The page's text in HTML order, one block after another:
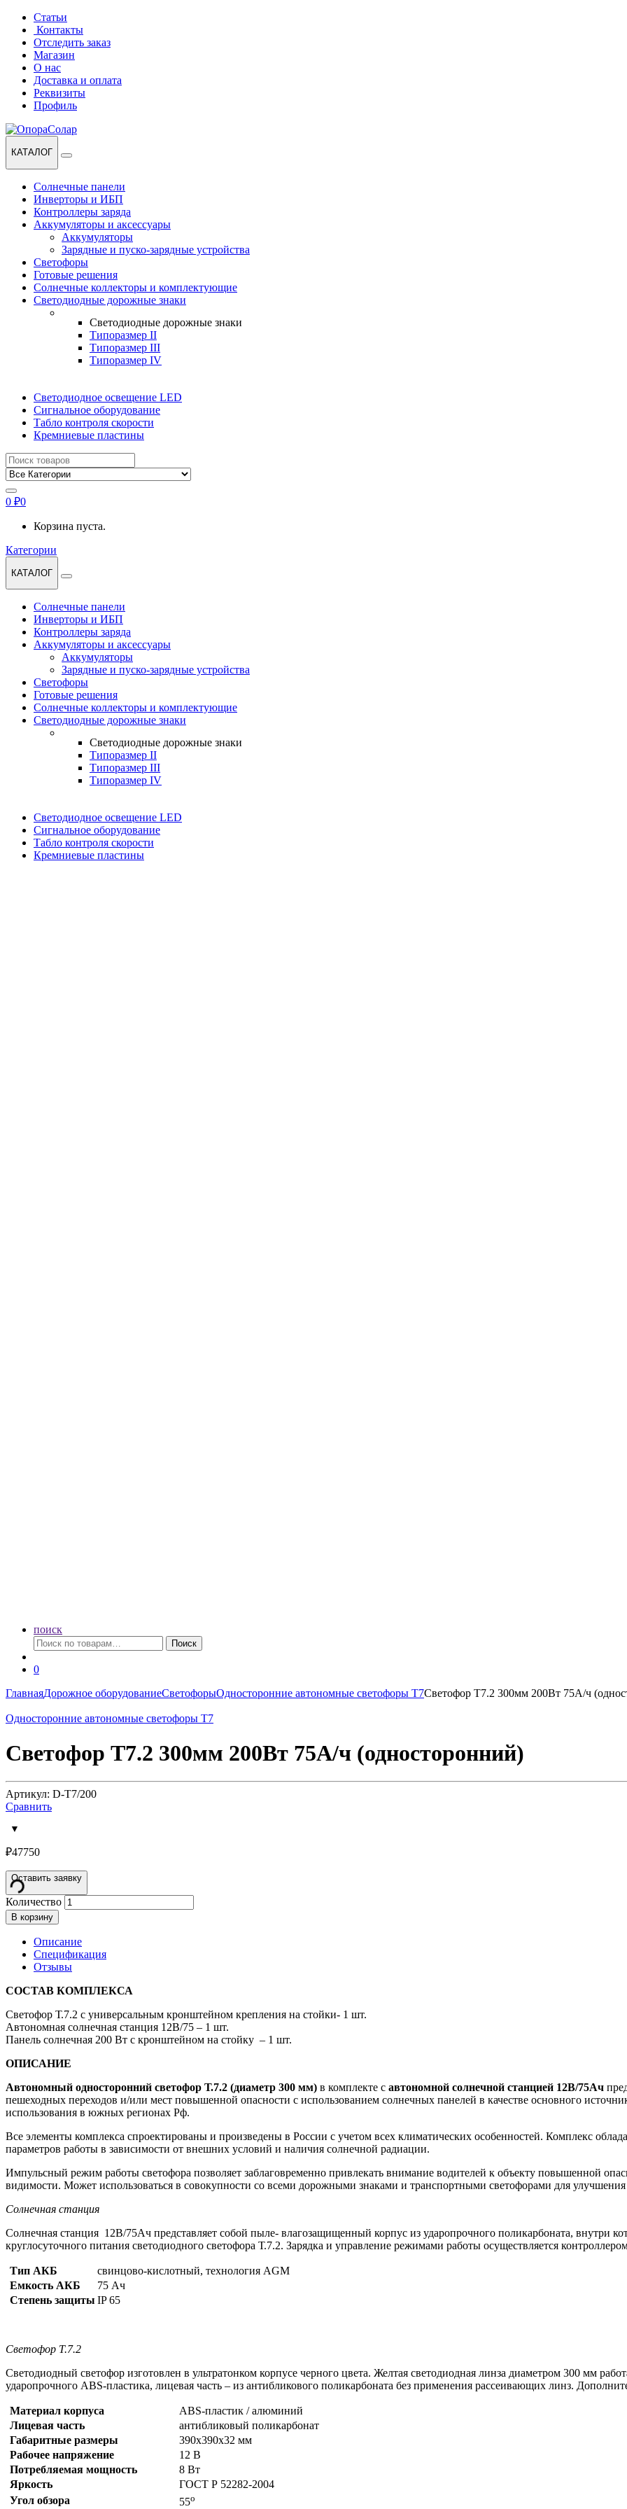
Перейти
навигации
Перейти
содержанию
Статьи
Контакты
Отследить заказ
Магазин
О нас
Доставка и оплата
Реквизиты
Профиль
КАТАЛОГ
Солнечные панели
Инверторы и ИБП
Контроллеры заряда
Аккумуляторы и аксессуары
Аккумуляторы
Зарядные и пуско-зарядные устройства
Светофоры
Готовые решения
Солнечные коллекторы и комплектующие
Светодиодные дорожные знаки
Светодиодные дорожные знаки
Типоразмер II
Типоразмер III
Типоразмер IV
Светодиодное освещение LED
Сигнальное оборудование
Табло контроля скорости
Кремниевые пластины
Найти:
0 ₽0
Корзина пуста.
Категории
КАТАЛОГ
Солнечные панели
Инверторы и ИБП
Контроллеры заряда
Аккумуляторы и аксессуары
Аккумуляторы
Зарядные и пуско-зарядные устройства
Светофоры
Готовые решения
Солнечные коллекторы и комплектующие
Светодиодные дорожные знаки
Светодиодные дорожные знаки
Типоразмер II
Типоразмер III
Типоразмер IV
Светодиодное освещение LED
Сигнальное оборудование
Табло контроля скорости
Кремниевые пластины
поиск
Искать:
Поиск
0
ГлавнаяДорожное оборудованиеСветофорыОдносторонние автономные светофоры Т7Светофор Т7.2 300мм 200Вт 75А/ч
Односторонние автономные светофоры Т7
Светофор Т7.2 300мм 200Вт 75А/ч (односторонний)
Артикул: D-T7/200
Сравнить
₽47750
Оставить заявку
Количество
В корзину
Описание
Спецификация
Отзывы
СОСТАВ КОМПЛЕКСА
Светофор Т.7.2 с универсальным кронштейном крепления на стойки- 1 шт.
Автономная солнечная станция 12В/75 – 1 шт.
Панель солнечная 200 Вт с кронштейном на стойку – 1 шт.
ОПИСАНИЕ
Автономный односторонний светофор Т.7.2 (диаметр 300 мм) в комплекте с автономной солнечной станцией 12В/75Ач
пешеходных переходов и/или мест повышенной опасности с использованием солнечных панелей в качестве основного
использования в южных регионах Рф.
Все элементы комплекса спроектированы и произведены в России с учетом всех климатических особенностей. Комплекс
параметров работы в зависимости от внешних условий и наличия солнечной радиации.
Импульсный режим работы светофора позволяет заблаговременно привлекать внимание водителей к объекту повышенной
видимости. Может использоваться в совокупности со всеми дорожными знаками и транспортными светофорами для улучшения
Солнечная станция
Солнечная станция 12В/75Ач представляет собой пыле- влагозащищенный корпус из ударопрочного поликарбоната, внутри
круглосуточного питания светодиодного светофора Т.7.2. Зарядка и управление режимами работы осуществляется
Тип АКБ
свинцово-кислотный, технология AGM
Емкость АКБ
75 Ач
Степень защиты IP 65
Светофор Т.7.2
Светодиодный светофор изготовлен в ультратонком корпусе черного цвета. Желтая светодиодная линза диаметром 300 мм
ударопрочного ABS-пластика, лицевая часть – из антибликового поликарбоната без применения рассеивающих линз.
Материал корпуса
ABS-пластик / алюминий
Лицевая часть
антибликовый поликарбонат
Габаритные размеры
390х390х32 мм
Рабочее напряжение
12 В
Потребляемая мощность
8 Вт
Яркость
ГОСТ Р 52282-2004
Угол обзора
55о